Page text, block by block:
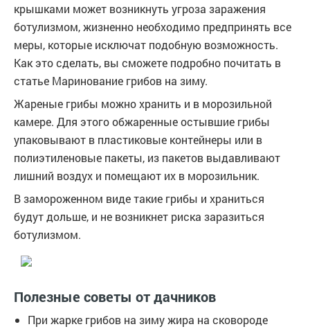
крышками может возникнуть угроза заражения
ботулизмом, жизненно необходимо предпринять все
меры, которые исключат подобную возможность.
Как это сделать, вы сможете подробно почитать в
статье Маринование грибов на зиму.
Жареные грибы можно хранить и в морозильной
камере. Для этого обжаренные остывшие грибы
упаковывают в пластиковые контейнеры или в
полиэтиленовые пакеты, из пакетов выдавливают
лишний воздух и помещают их в морозильник.
В замороженном виде такие грибы и храниться
будут дольше, и не возникнет риска заразиться
ботулизмом.
Полезные советы от дачников
При жарке грибов на зиму жира на сковороде